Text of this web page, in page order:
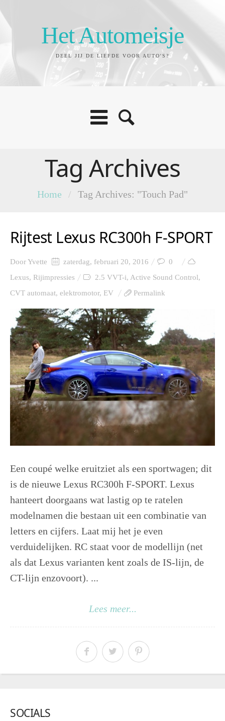
Het Automeisje
DEEL JIJ DE LIEFDE VOOR AUTO'S?
Tag Archives
Home / Tag Archives: "Touch Pad"
Rijtest Lexus RC300h F-SPORT
DoorYvette zaterdag, februari 20, 2016
0
Lexus, Rijimpressies 2.5 VVT-i, Active Sound Control,
CVT automaat, elektromotor, EV Permalink
Een coupé welke eruitziet als een sportwagen; dit
is de nieuwe Lexus RC300h F-SPORT. Lexus
hanteert doorgaans wat lastig op te ratelen
modelnamen die bestaan uit een combinatie van
letters en cijfers. Laat mij het je even
verduidelijken. RC staat voor de modellijn (net
als dat Lexus varianten kent zoals de IS-lijn, de
CT-lijn enzovoort). ...
Lees meer...
SOCIALS